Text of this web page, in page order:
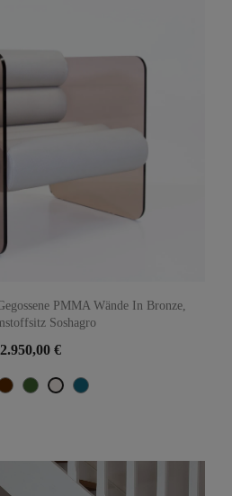
PMMA Wände In Bronze,
Soshagro
2.950,00 €
Métallique
BraunGrünPerleBleu Océan